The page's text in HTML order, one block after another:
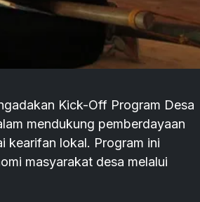
Kick-Off Program Desa
mendukung pemberdayaan
kearifan lokal. Program ini
masyarakat desa melalui